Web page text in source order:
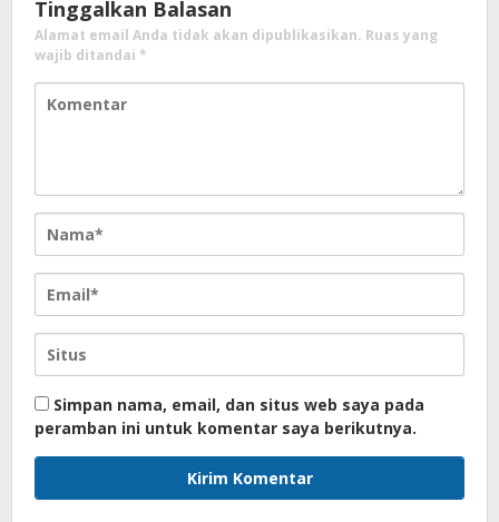
Tinggalkan Balasan
Alamat email Anda tidak akan dipublikasikan. Ruas yang
wajib ditandai *
Simpan nama, email, dan situs web saya pada
peramban ini untuk komentar saya berikutnya.